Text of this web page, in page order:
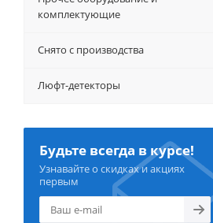
комплектующие
Снято с производства
Люфт-детекторы
Будьте всегда в курсе!
Узнавайте о скидках и акциях
первым